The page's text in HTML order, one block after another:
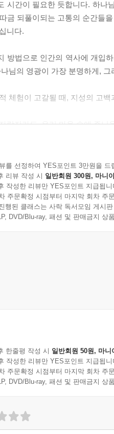
친 신비 (7:25-36) 93
96
인간 (7:53-8:20) 103
름 (8:21-30) 107
구원의 영광 (8:42-59) 113
하더라 (9:13-23) 122
(9:24-41) 124
21) 131
42) 136
(12:1-11) 167
19) 172
(12:20-33) 175
시간이 필요한 듯합니다. 하나
금 되풀이되는 고통의 순간들
니다.
방법으로 인간의 역사에 개입
님의 영광이 가장 분명하게,
체험이 고갈될 때, 지성의 고
랄지라도, 우리 마음 속에 주
리의 고백이 됩니다. "내가 주
를 선정하여 YES포인트 3만원을 드
리뷰 작성 시 일반회원 300원, 마니
작성한 리뷰만 YES포인트 지급됩니
주문확정 시점부터 마지막 회차 주
행된 클래스는 사락 독서모임 게시
DVD/Blu-ray, 패션 및 판매금지 상
한줄평 작성 시 일반회원 50원, 마니
작성한 리뷰만 YES포인트 지급됩니
주문확정 시점부터 마지막 회차 주
DVD/Blu-ray, 패션 및 판매금지 상